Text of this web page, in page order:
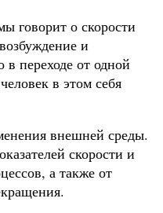
говорит о скорости
и
в переходе от одной
в этом себя
внешней среды.
скорости и
а также от